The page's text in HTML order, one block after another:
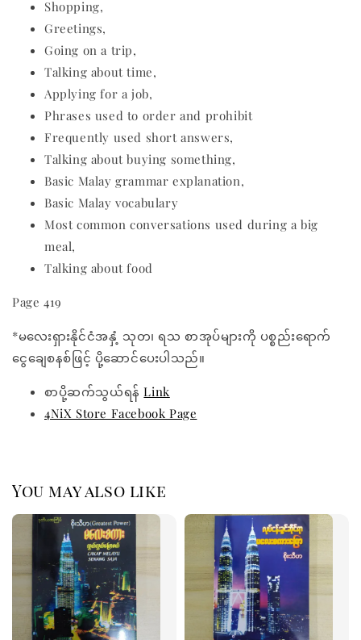
Shopping,
Greetings,
Going on a trip,
Talking about time,
Applying for a job,
Phrases used to order and prohibit
Frequently used short answers,
Talking about buying something,
Basic Malay grammar explanation,
Basic Malay vocabulary
Most common conversations used during a big
meal,
Talking about food
Page 419
*မလေးရှားနိုင်ငံအနှံ့ သုတ၊ ရသ စာအုပ်များကို ပစ္စည်းရောက်
ငွေချေစနစ်ဖြင့် ပို့ဆောင်ပေးပါသည်။
စာပို့ဆက်သွယ်ရန်Link
4NiX Store Facebook Page
You may also like